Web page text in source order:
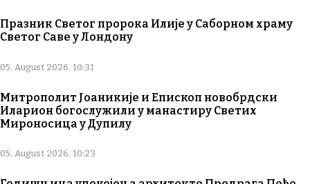
Празник Светог пророка Илије у Саборном храму
Светог Саве у Лондону
05. August 2026. 10:31
Митрополит Јоаникије и Епископ новобрдски
Иларион богослужили у манастиру Светих
Мироносица у Дупилу
05. August 2026. 10:23